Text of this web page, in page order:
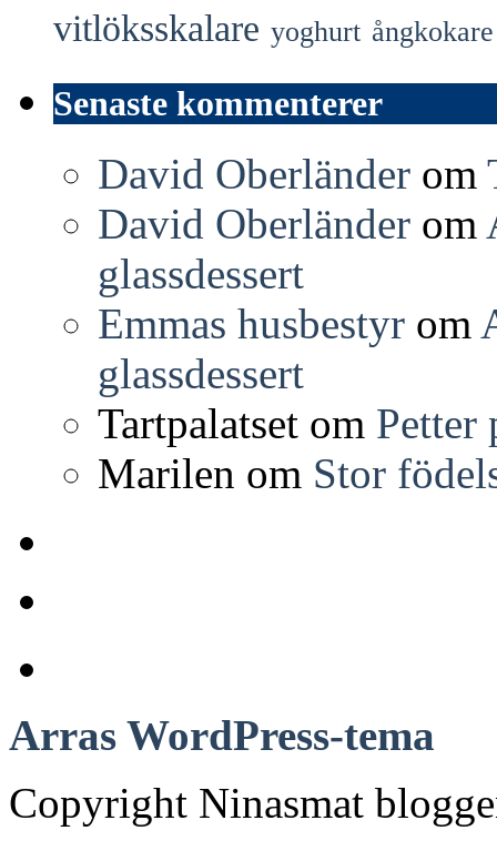
vitlöksskalare yoghurt ångkokare
Senaste kommenterer
David Oberländer om
David Oberländer om
glassdessert
Emmas husbestyr om
glassdessert
Tartpalatset om Petter
Marilen om Stor
Arras WordPress-tema
Copyright Ninasmat